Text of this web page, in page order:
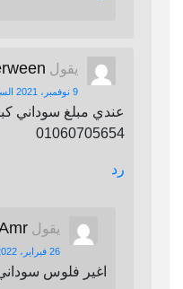
يقول
9 نوفمبر، 2021 الساعة 7:57 م
عندي مبلغ سوداني
01060705654
رد
يقول
26 فبراير، 2022 الساعة 7:52 م
اغير فلوس